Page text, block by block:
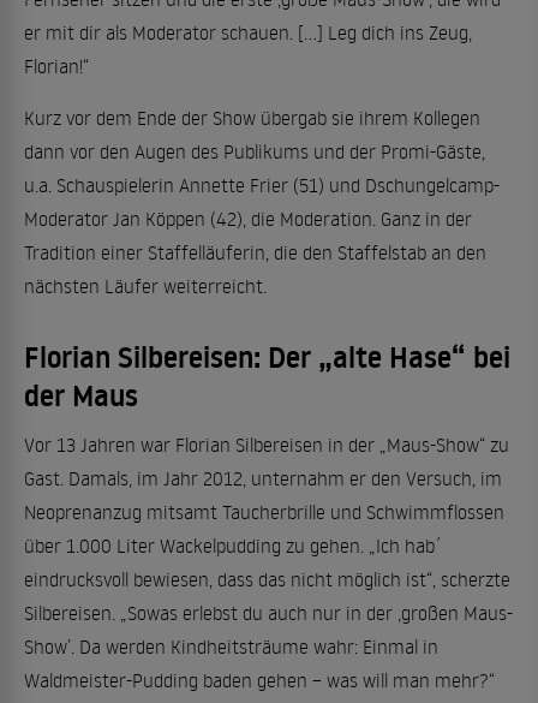
er mit dir als Moderator schauen. […] Leg dich ins Zeug,
Florian!“
Kurz vor dem Ende der Show übergab sie ihrem Kollegen
dann vor den Augen des Publikums und der Promi-Gäste,
u.a. Schauspielerin Annette Frier (51) und Dschungelcamp-
Moderator Jan Köppen (42), die Moderation. Ganz in der
Tradition einer Staffelläuferin, die den Staffelstab an den
nächsten Läufer weiterreicht.
Florian Silbereisen: Der „alte Hase“ bei
der Maus
Vor 13 Jahren war Florian Silbereisen in der „Maus-Show“ zu
Gast. Damals, im Jahr 2012, unternahm er den Versuch, im
Neoprenanzug mitsamt Taucherbrille und Schwimmflossen
über 1.000 Liter Wackelpudding zu gehen. „Ich hab´
eindrucksvoll bewiesen, dass das nicht möglich ist“, scherzte
Silbereisen. „Sowas erlebst du auch nur in der ‚großen Maus-
Show’. Da werden Kindheitsträume wahr: Einmal in
Waldmeister-Pudding baden gehen – was will man mehr?“